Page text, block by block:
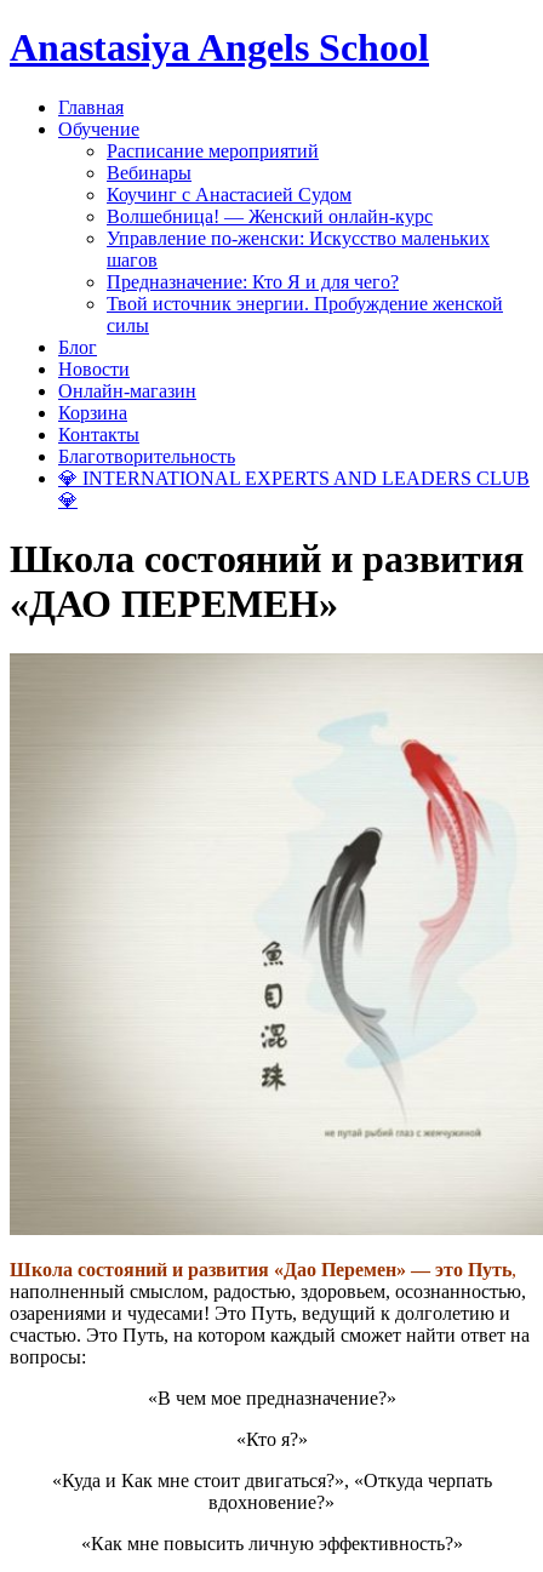
Anastasiya Angels School
Главная
Обучение
Расписание мероприятий
Вебинары
Коучинг с Анастасией Судом
Волшебница! — Женский онлайн-курс
Управление по-женски: Искусство маленьких
шагов
Предназначение: Кто Я и для чего?
Твой источник энергии. Пробуждение женской
силы
Блог
Новости
Онлайн-магазин
Корзина
Контакты
Благотворительность
💎 INTERNATIONAL EXPERTS AND LEADERS CLUB
💎
Школа состояний и развития
«ДАО ПЕРЕМЕН»
Школа состояний и развития «Дао Перемен» — это Путь,
наполненный смыслом, радостью, здоровьем, осознанностью,
озарениями и чудесами! Это Путь, ведущий к долголетию и
счастью. Это Путь, на котором каждый сможет найти ответ на
вопросы:
«В чем мое предназначение?»
«Кто я?»
«Куда и Как мне стоит двигаться?», «Откуда черпать
вдохновение?»
«Как мне повысить личную эффективность?»